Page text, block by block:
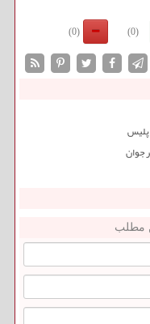
(0)
(0)
پلیس
جوان
مطلب